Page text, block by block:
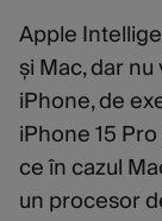
Apple
și Mac, dar
iPhone, de
iPhone 15
ce în cazul
un procesor